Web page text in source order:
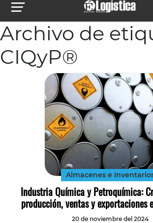
Archivo de
CIQyP®
Almacenes e
Industria Química y Petroquímica:
producción, ventas y exportaciones
20 de noviembre del 2024